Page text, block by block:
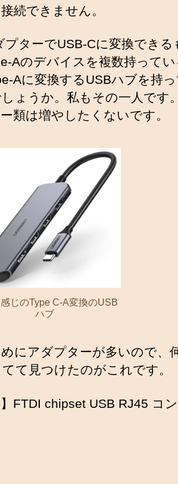
続できません。
プターでUSB-Cに変換できる
Aのデバイスを複数持って
Aに変換するUSBハブを持
ょうか。私もその一人です
類は増やしたくないです。
じのType C-A変換のUSB
ハブ
にアダプターが多いので、
て見つけたのがこれです。
】FTDI chipset USB RJ45 コ